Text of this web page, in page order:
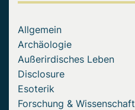
Allgemein
Archäologie
Außerirdisches Leben
Disclosure
Esoterik
Forschung & Wissenschaft